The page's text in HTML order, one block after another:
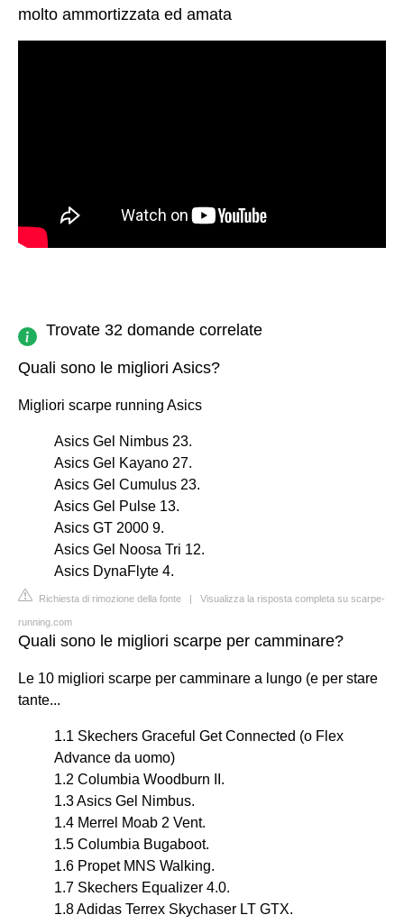
molto ammortizzata ed amata
Trovate 32 domande correlate
Quali sono le migliori Asics?
Migliori scarpe running Asics
Asics Gel Nimbus 23.
Asics Gel Kayano 27.
Asics Gel Cumulus 23.
Asics Gel Pulse 13.
Asics GT 2000 9.
Asics Gel Noosa Tri 12.
Asics DynaFlyte 4.
Richiesta di rimozione della fonte | Visualizza la risposta completa su scarpe-
running.com
Quali sono le migliori scarpe per camminare?
Le 10 migliori scarpe per camminare a lungo (e per stare
tante...
1.1 Skechers Graceful Get Connected (o Flex
Advance da uomo)
1.2 Columbia Woodburn II.
1.3 Asics Gel Nimbus.
1.4 Merrel Moab 2 Vent.
1.5 Columbia Bugaboot.
1.6 Propet MNS Walking.
1.7 Skechers Equalizer 4.0.
1.8 Adidas Terrex Skychaser LT GTX.